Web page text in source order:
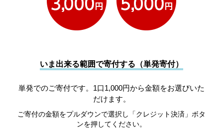
いま出来る範囲で寄付する（単発寄付）
単発でのご寄付です。1口1,000円から金額をお選びいた
だけます。
ご寄付の金額をプルダウンで選択し「クレジット決済」ボタ
ンを押してください。